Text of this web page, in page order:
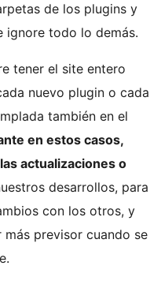
de los plugins y
ignore todo lo demás.
tener el site entero
nuevo plugin o cada
también en el
en estos casos,
actualizaciones o
desarrollos, para
con los otros, y
más previsor cuando se